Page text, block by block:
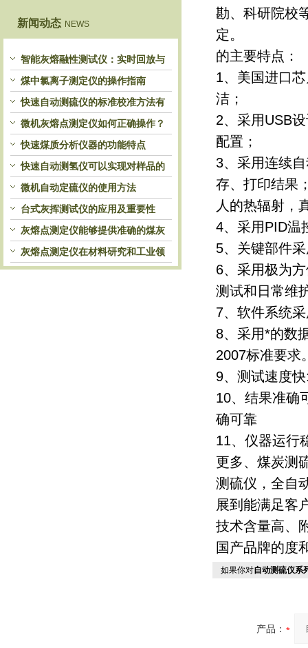
新闻动态 NEWS
智能灰熔融性测试仪：实时回放与
历史分析，解锁灰熔特性精准洞察
煤中氯离子测定仪的操作指南
快速自动测硫仪的标准校准方法有
哪些？
微机灰熔点测定仪如何正确操作？
快速煤质分析仪器的功能特点
快速自动测氢仪可以实现对样品的
自动处理和检测
微机自动定硫仪的使用方法
台式灰挥测试仪的应用及重要性
灰熔点测定仪能够提供准确的煤灰
熔融性参数
灰熔点测定仪在材料研究和工业领
域中发挥重要作用
勘、科研院校
定。
的主要特点：
1、美国进口
洁；
2、采用USB
配置；
3、采用连续
存、打印结果
人的热辐射，
4、采用PID温
5、关键部件
6、采用极为
测试和日常维
7、软件系统
8、采用*的数
2007标准要求
9、测试速度
10、结果准确
确可靠
11、仪器运行
更多、煤炭测
测硫仪，全自
展到能满足客
技术含量高、
国产品牌的度
如果你对自动测硫仪系
产品：